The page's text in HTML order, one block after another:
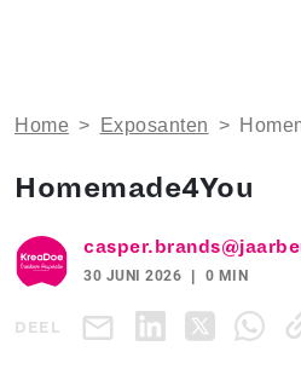
Home > Exposanten >
Homemade4You
30 JUNI 2026 0 MIN
DEEL